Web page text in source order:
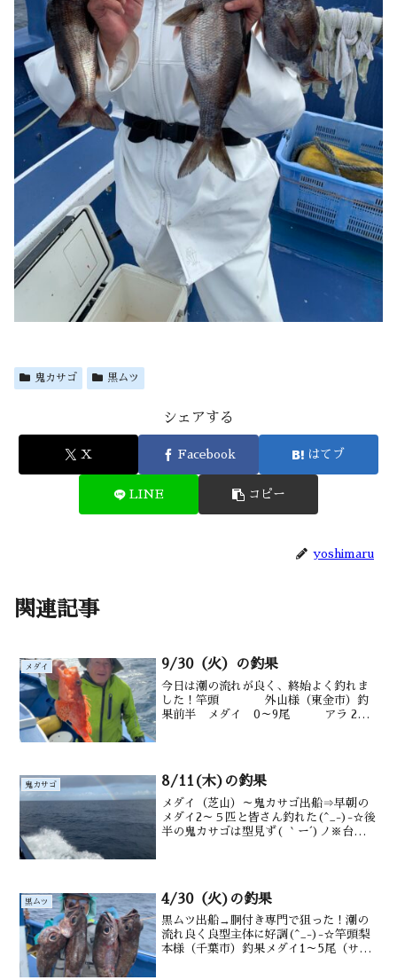
鬼カサゴ 黒ムツ
シェアする
X Facebook はてブ
LINE コピー
yoshimaru
関連記事
メダイ 9/30（火）の釣果
今日は潮の流れが良く、終始よく釣れま
した！竿頭 外山様（東金市）釣
果前半 メダイ 0～9尾 アラ 2
鬼カサゴ 8/11(木)の釣果
メダイ（芝山）～鬼カサゴ出船⇒早朝の
メダイ2～５匹と皆さん釣れた(^_-)-☆後
半の鬼カサゴは型見ず( ｀ー´)ノ※台風接
黒ムツ 4/30（火)の釣果
黒ムツ出船→胴付き専門で狙った！潮の
流れ良く良型主体に好調(^_-)-☆竿頭梨
本様（千葉市）釣果メダイ1～5尾（サバ